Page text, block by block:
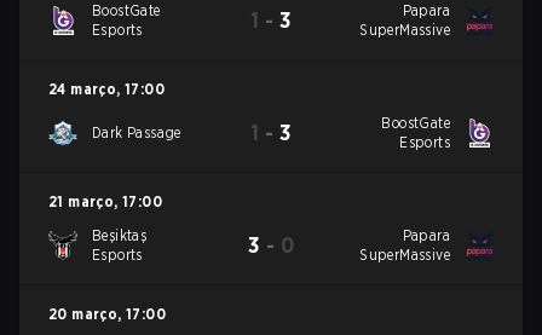
BoostGate
Esports
1 - 3
Papara
SuperMassive
24 março, 17:00
Dark Passage 1 - 3
BoostGate
Esports
21 março, 17:00
Beşiktaş
Esports
3 - 0
Papara
SuperMassive
20 março, 17:00